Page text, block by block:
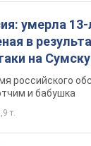
умерла
в
на
российского
и бабушка
т.